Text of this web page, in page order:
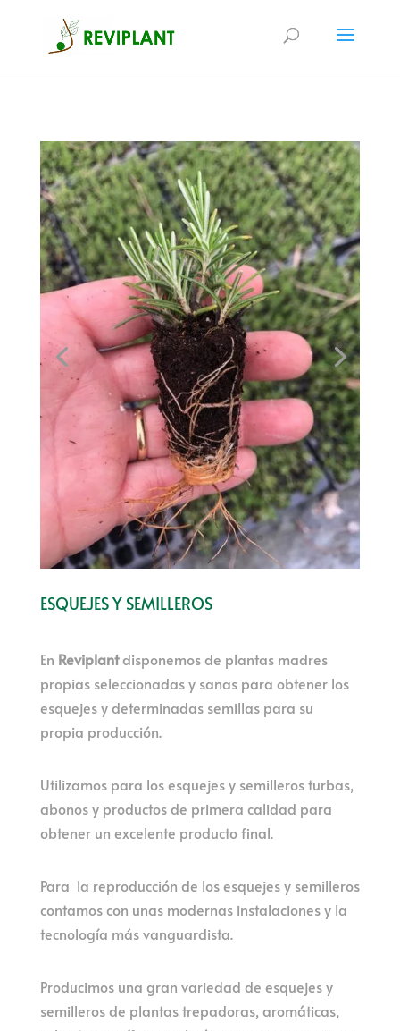
ESQUEJES Y SEMILLEROS
En Reviplantdisponemos de plantas madres
propias seleccionadas y sanas para obtener los
esquejes y determinadas semillas para su
propia producción.
Utilizamos para los esquejes y semilleros turbas,
abonos y productos de primera calidad para
obtener un excelente producto final.
Para la reproducción de los esquejes y semilleros
contamos con unas modernas instalaciones y la
tecnología más vanguardista.
Producimos una gran variedad de esquejes y
semilleros de plantas trepadoras, aromáticas,